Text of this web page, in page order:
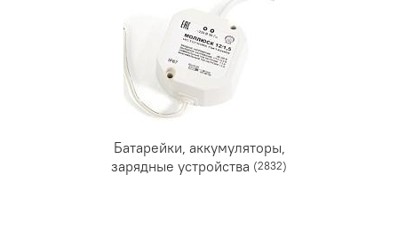
Батарейки, аккумуляторы,
зарядные устройства (2832)